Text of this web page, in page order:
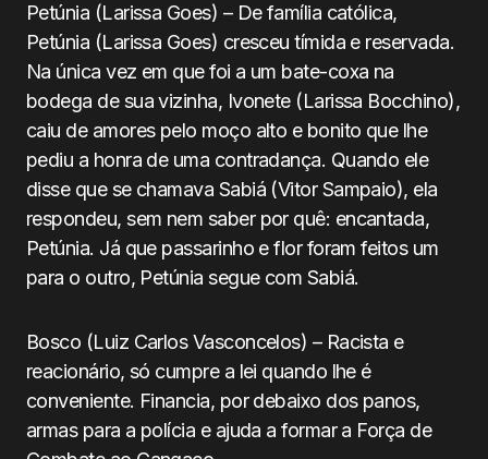
Petúnia (Larissa Goes) – De família católica,
Petúnia (Larissa Goes) cresceu tímida e reservada.
Na única vez em que foi a um bate-coxa na
bodega de sua vizinha, Ivonete (Larissa Bocchino),
caiu de amores pelo moço alto e bonito que lhe
pediu a honra de uma contradança. Quando ele
disse que se chamava Sabiá (Vitor Sampaio), ela
respondeu, sem nem saber por quê: encantada,
Petúnia. Já que passarinho e flor foram feitos um
para o outro, Petúnia segue com Sabiá.
Bosco (Luiz Carlos Vasconcelos) – Racista e
reacionário, só cumpre a lei quando lhe é
conveniente. Financia, por debaixo dos panos,
armas para a polícia e ajuda a formar a Força de